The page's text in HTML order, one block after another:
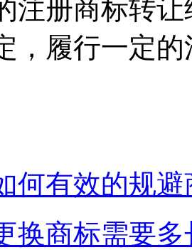
注册商标转
，履行一定
何有效的规
换商标需要